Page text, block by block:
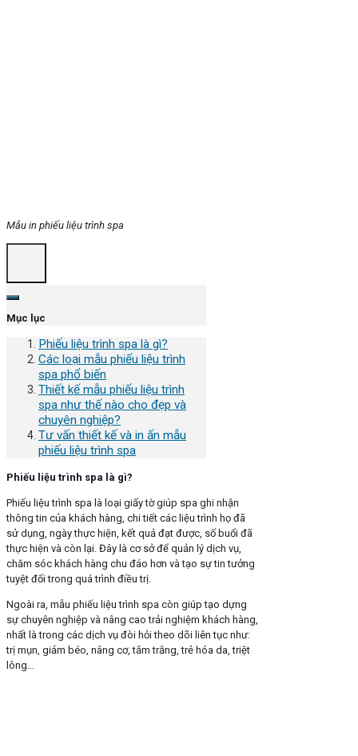
Mẫu in phiếu liệu trình spa
Mục lục
Phiếu liệu trình spa là gì?
Các loại mẫu phiếu liệu trình
spa phổ biến
Thiết kế mẫu phiếu liệu trình
spa như thế nào cho đẹp và
chuyên nghiệp?
Tư vấn thiết kế và in ấn mẫu
phiếu liệu trình spa
Phiếu liệu trình spa là gì?
Phiếu liệu trình spa là loại giấy tờ giúp spa ghi nhận
thông tin của khách hàng, chi tiết các liệu trình họ đã
sử dụng, ngày thực hiện, kết quả đạt được, số buổi đã
thực hiện và còn lại. Đây là cơ sở để quản lý dịch vụ,
chăm sóc khách hàng chu đáo hơn và tạo sự tin tưởng
tuyệt đối trong quá trình điều trị.
Ngoài ra, mẫu phiếu liệu trình spa còn giúp tạo dựng
sự chuyên nghiệp và nâng cao trải nghiệm khách hàng,
nhất là trong các dịch vụ đòi hỏi theo dõi liên tục như:
trị mụn, giảm béo, nâng cơ, tắm trắng, trẻ hóa da, triệt
lông…